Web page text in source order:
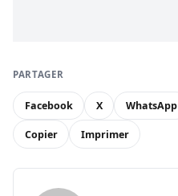
PARTAGER
Facebook X WhatsApp
Copier Imprimer